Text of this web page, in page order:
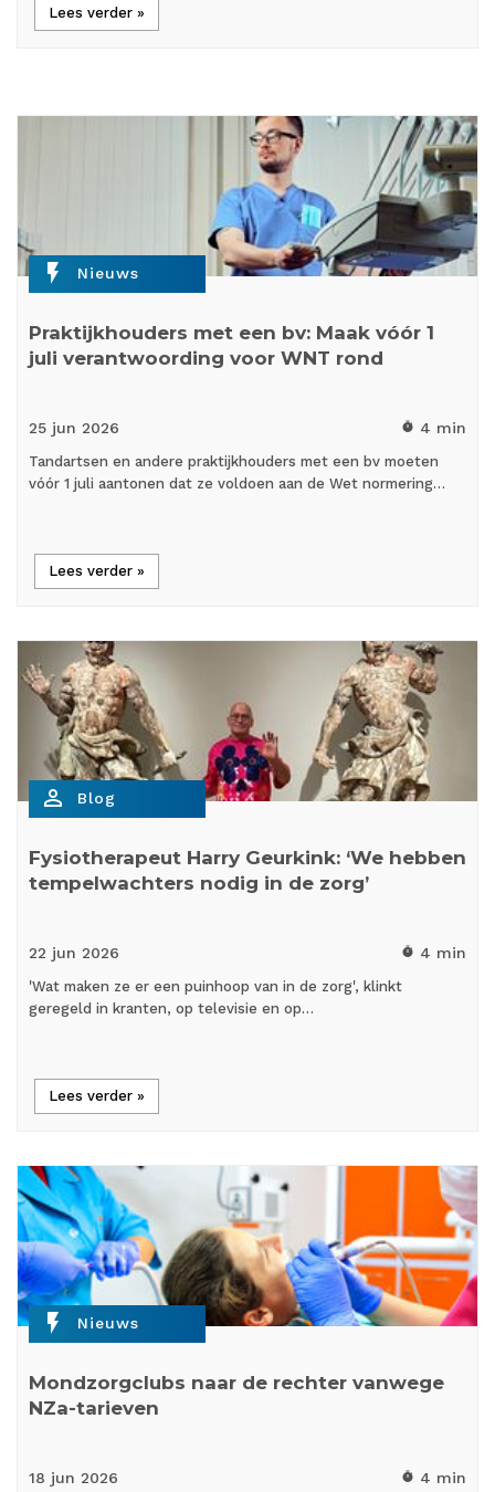
Lees verder »
flash_on Nieuws
Praktijkhouders met een bv: Maak vóór 1
juli verantwoording voor WNT rond
25 jun 2026 timer 4 min
Tandartsen en andere praktijkhouders met een bv moeten
vóór 1 juli aantonen dat ze voldoen aan de Wet normering…
Lees verder »
person_outline Blog
Fysiotherapeut Harry Geurkink: ‘We hebben
tempelwachters nodig in de zorg’
22 jun 2026 timer 4 min
'Wat maken ze er een puinhoop van in de zorg', klinkt
geregeld in kranten, op televisie en op…
Lees verder »
flash_on Nieuws
Mondzorgclubs naar de rechter vanwege
NZa-tarieven
18 jun 2026 timer 4 min